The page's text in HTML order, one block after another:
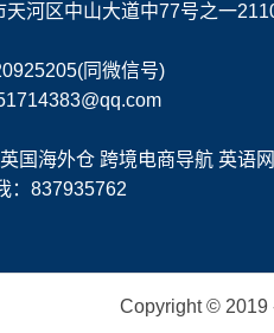
天河区中山大道中77号之一
同微信号)
国海外仓 跨境电商导航 英语网
：837935762
Copyright © 2019